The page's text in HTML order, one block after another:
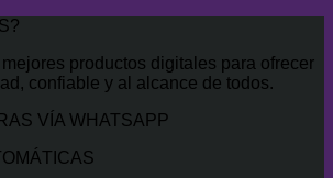
productos digitales para ofrecer
confiable y al alcance de todos.
VÍA WHATSAPP